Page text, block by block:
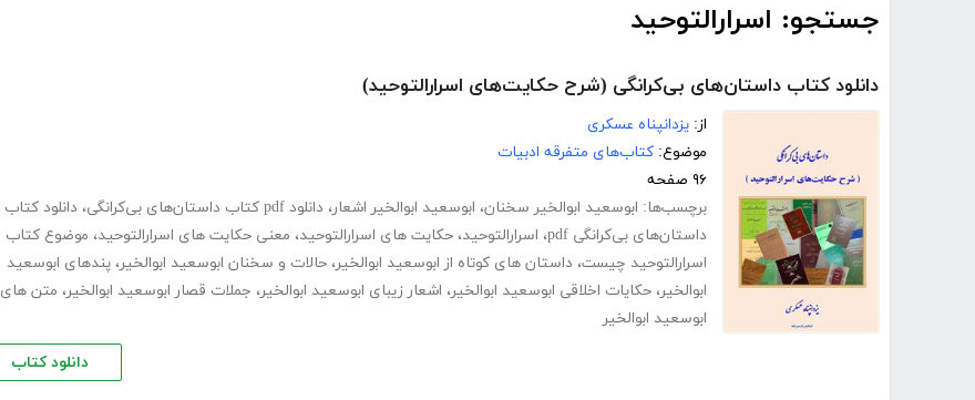
جستجو: اسرارالتوحید
دانلود کتاب داستان‌های بی‌کرانگی (شرح حکایت‌های اسرارالتوحید)
از: یزدانپناه عسکری
موضوع: کتاب‌های متفرقه ادبیات
۹۶ صفحه
برچسب‌ها: ابوسعید ابوالخیر سخنان، ابوسعید ابوالخیر اشعار، دانلود pdf کتاب داستان‌های بی‌کرانگی ، دانلود کتاب
داستان‌های بی‌کرانگی pdf
، اسرارالتوحید، حکایت های اسرارالتوحید، معنی حکایت های اسرارالتوحید، موضوع کتاب
اسرارالتوحید چیست، داستان های کوتاه از ابوسعید ابوالخیر، حالات و سخنان ابوسعید ابوالخیر، پندهای ابوسعید
ابوالخیر، حکایات اخلاقی ابوسعید ابوالخیر، اشعار زیبای ابوسعید ابوالخیر، جملات قصار ابوسعید ابوالخیر، متن های
ابوسعید ابوالخیر
دانلود کتاب